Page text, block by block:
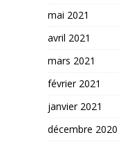
mai 2021
avril 2021
mars 2021
février 2021
janvier 2021
décembre 2020